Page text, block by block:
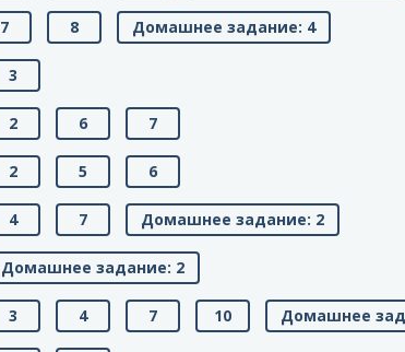
7 8 Домашнее задание: 4
3
2 6 7
2 5 6
4 7 Домашнее задание: 2
Домашнее задание: 2
3 4 7 10 Домашнее